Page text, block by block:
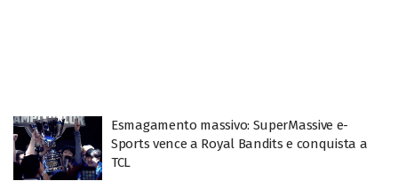
Esmagamento massivo: SuperMassive e-
Sports vence a Royal Bandits e conquista a
TCL